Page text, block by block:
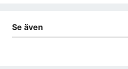
Se även